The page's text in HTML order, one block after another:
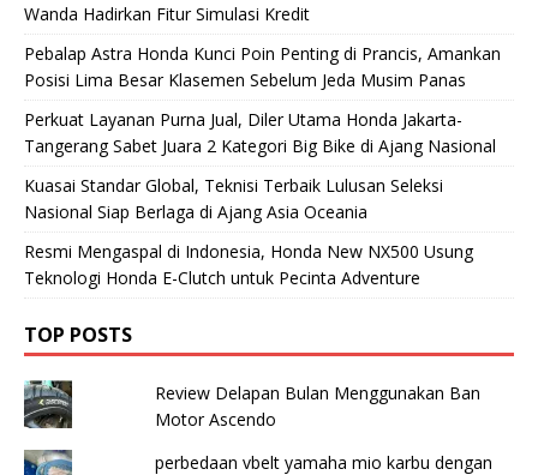
Wanda Hadirkan Fitur Simulasi Kredit
Pebalap Astra Honda Kunci Poin Penting di Prancis, Amankan
Posisi Lima Besar Klasemen Sebelum Jeda Musim Panas
Perkuat Layanan Purna Jual, Diler Utama Honda Jakarta-
Tangerang Sabet Juara 2 Kategori Big Bike di Ajang Nasional
Kuasai Standar Global, Teknisi Terbaik Lulusan Seleksi
Nasional Siap Berlaga di Ajang Asia Oceania
Resmi Mengaspal di Indonesia, Honda New NX500 Usung
Teknologi Honda E-Clutch untuk Pecinta Adventure
TOP POSTS
Review Delapan Bulan Menggunakan Ban
Motor Ascendo
perbedaan vbelt yamaha mio karbu dengan